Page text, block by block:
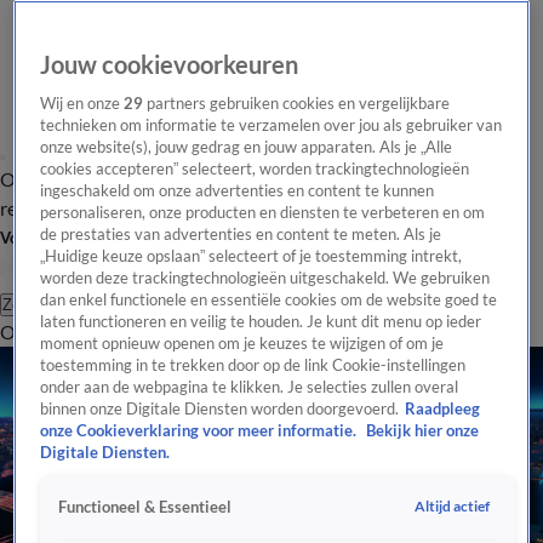
Overzicht Laatste nieuws Regionieuws Het beste van Hart
Tip de
redactie
Volg Hart van Nederland
Zoeken
OverzichtRegioUitzendingenWeerTip de redactiePanelVideo's
Jouw cookievoorkeuren
Wij en onze29 partners gebruiken cookies en vergelijkbare
technieken om informatie te verzamelen over jou als gebruiker van
onze website(s), jouw gedrag en jouw apparaten. Als je „Alle
cookies accepteren” selecteert, worden trackingtechnologieën
ingeschakeld om onze advertenties en content te kunnen
personaliseren, onze producten en diensten te verbeteren en om
de prestaties van advertenties en content te meten. Als je
„Huidige keuze opslaan” selecteert of je toestemming intrekt,
worden deze trackingtechnologieën uitgeschakeld. We gebruiken
dan enkel functionele en essentiële cookies om de website goed te
laten functioneren en veilig te houden. Je kunt dit menu op ieder
moment opnieuw openen om je keuzes te wijzigen of om je
toestemming in te trekken door op de link Cookie-instellingen
onder aan de webpagina te klikken. Je selecties zullen overal
binnen onze Digitale Diensten worden doorgevoerd. Raadpleeg
onze Cookieverklaring voor meer informatie.
Bekijk hier onze
Digitale Diensten.
Functioneel & Essentieel Altijd actief